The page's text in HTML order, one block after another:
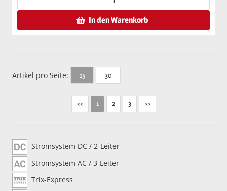
In den Warenkorb
Artikel pro Seite: 15 30
<< 1 2 3 >>
Stromsystem DC / 2-Leiter
Stromsystem AC / 3-Leiter
Trix-Express